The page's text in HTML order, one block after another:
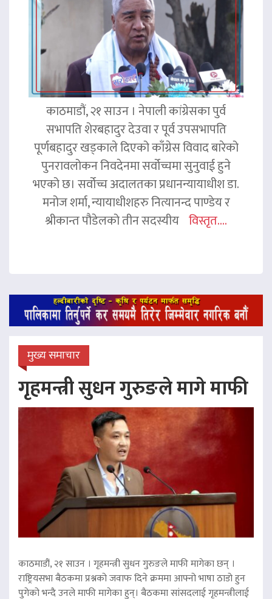
काठमाडौं, २१ साउन । नेपाली कांग्रेसका पुर्व
सभापति शेरबहादुर देउवा र पूर्व उपसभापति
पूर्णबहादुर खड्काले दिएको काँग्रेस विवाद बारेको
पुनरावलोकन निवदेनमा सर्वोच्चमा सुनुवाई हुने
भएको छ। सर्वोच्च अदालतका प्रधानन्यायाधीश डा.
मनोज शर्मा, न्यायाधीशहरु नित्यानन्द पाण्डेय र
श्रीकान्त पौडेलको तीन सदस्यीय विस्तृत....
मुख्य समाचार
गृहमन्त्री सुधन गुरुङले मागे माफी
काठमाडौं, २१ साउन । गृहमन्त्री सुधन गुरुङले माफी मागेका छन् ।
राष्ट्रियसभा बैठकमा प्रश्नको जवाफ दिने क्रममा आफ्नो भाषा ठाडो हुन
पुगेको भन्दै उनले माफी मागेका हुन्। बैठकमा सांसदलाई गृहमन्त्रीलाई